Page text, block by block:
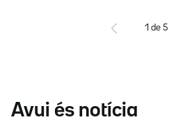
1 de 5
Avui és notícia